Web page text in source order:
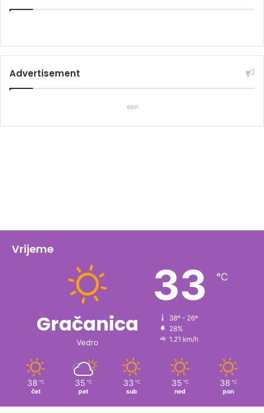
Advertisement
eon
Vrijeme
Gračanica
Vedro
33 ℃
38º - 26º
28%
1.21 km/h
38 ℃
čet
35 ℃
pet
33 ℃
sub
35 ℃
ned
38 ℃
pon